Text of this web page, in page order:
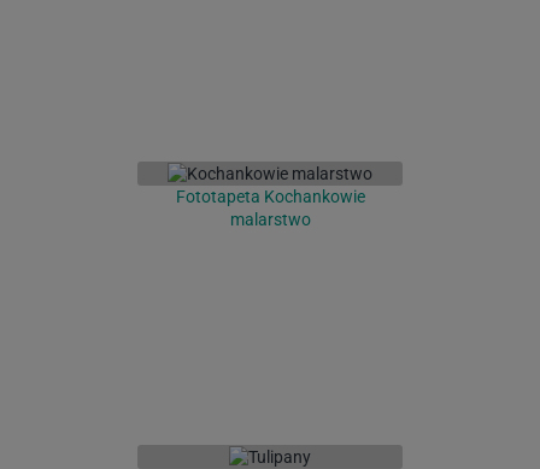
Fototapeta Kochankowie
malarstwo